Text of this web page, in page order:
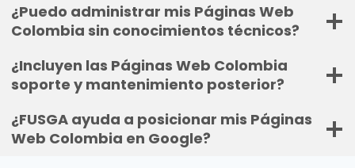
¿Puedo administrar mis Páginas Web
Colombia sin conocimientos técnicos?
¿Incluyen las Páginas Web Colombia
soporte y mantenimiento posterior?
¿FUSGA ayuda a posicionar mis Páginas
Web Colombia en Google?